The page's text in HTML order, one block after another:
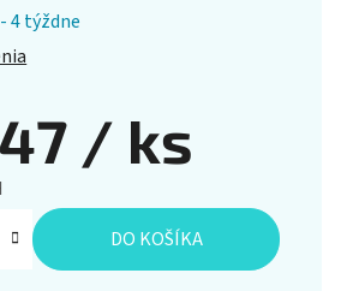
4 týždne
/ ks
DO KOŠÍKA